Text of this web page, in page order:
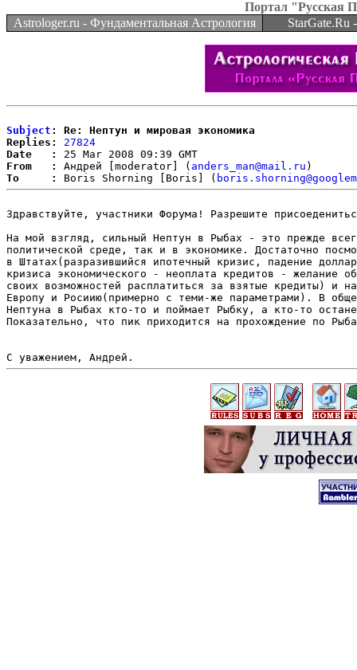
Портал "Русская
Astrologer.ru - Фундаментальная Астрология
StarGate.Ru
Subject : Re: Нептун и мировая экономика
Replies:
27824
Date   :
From   :
Андрей [moderator] ( anders_man@mail.ru
To     :
Boris Shorning [Boris] (
Здравствуйте, участники Форума! Разрешите
На мой взгляд, сильный Нептун в Рыбах - это прежде
политической среде, так и в экономике. Достаточно
в Штатах(разразившийся ипотечный кризис, падение
кризиса экономического - неоплата кредитов - желание
своих возможностей расплатиться за взятые кредиты) и
Европу и Росиию(примерно с теми-же параметрами). В
Нептуна в Рыбах кто-то и поймает Рыбку, а кто-то
Показательно, что пик приходится на прохождение по